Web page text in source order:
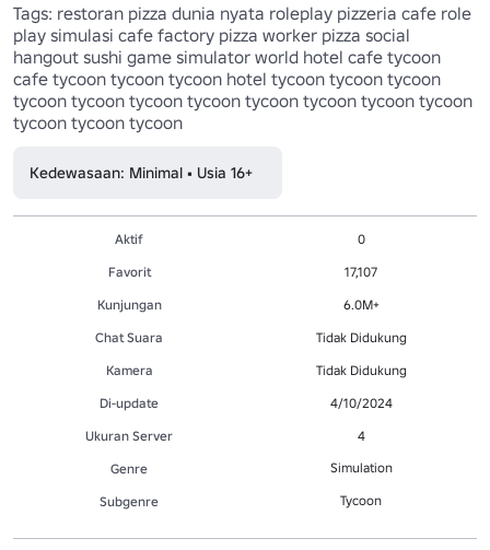
Tags: restoran pizza dunia nyata roleplay pizzeria cafe role
play simulasi cafe factory pizza worker pizza social
hangout sushi game simulator world hotel cafe tycoon
cafe tycoon tycoon tycoon hotel tycoon tycoon tycoon
tycoon tycoon tycoon tycoon tycoon tycoon tycoon tycoon
tycoon tycoon tycoon
Kedewasaan: Minimal • Usia 16+
Aktif
0
Favorit
17,107
Kunjungan
6.0M+
Chat Suara
Tidak Didukung
Kamera
Tidak Didukung
Di-update
4/10/2024
Ukuran Server
4
Genre
Simulation
Subgenre Tycoon